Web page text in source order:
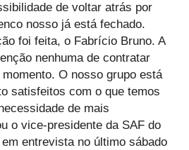
de voltar atrás por
nosso já está fechado.
foi feita, o Fabrício Bruno. A
nenhuma de contratar
O nosso grupo está
satisfeitos com o que temos
de mais
o vice-presidente da SAF do
entrevista no último sábado